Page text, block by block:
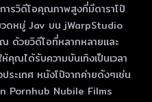
รวิดีโอคุณภาพสูงที่มีดาราโป๊
ดหมู่ Jav บน jWarpStudio
ด้วยวิดีโอที่หลากหลายและ
ณได้รับความบันเทิงเป็นเวลา
ระเทศ หนังโป๊จากค่ายดังๆเช่น
Pornhub Nubile Films